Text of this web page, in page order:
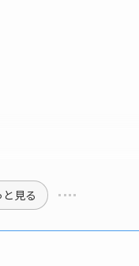
と見る